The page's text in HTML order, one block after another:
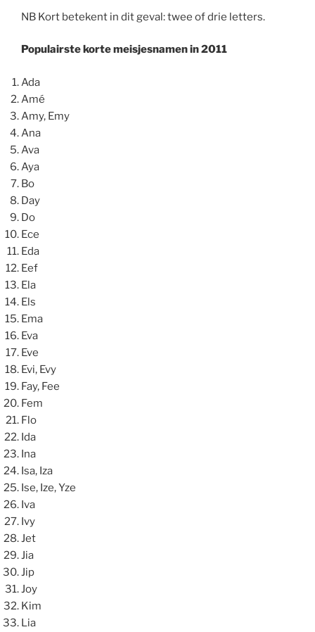
NB Kort betekent in dit geval: twee of drie letters.
Populairste korte meisjesnamen in 2011
Ada
Amé
Amy, Emy
Ana
Ava
Aya
Bo
Day
Do
Ece
Eda
Eef
Ela
Els
Ema
Eva
Eve
Evi, Evy
Fay, Fee
Fem
Flo
Ida
Ina
Isa, Iza
Ise, Ize, Yze
Iva
Ivy
Jet
Jia
Jip
Joy
Kim
Lia